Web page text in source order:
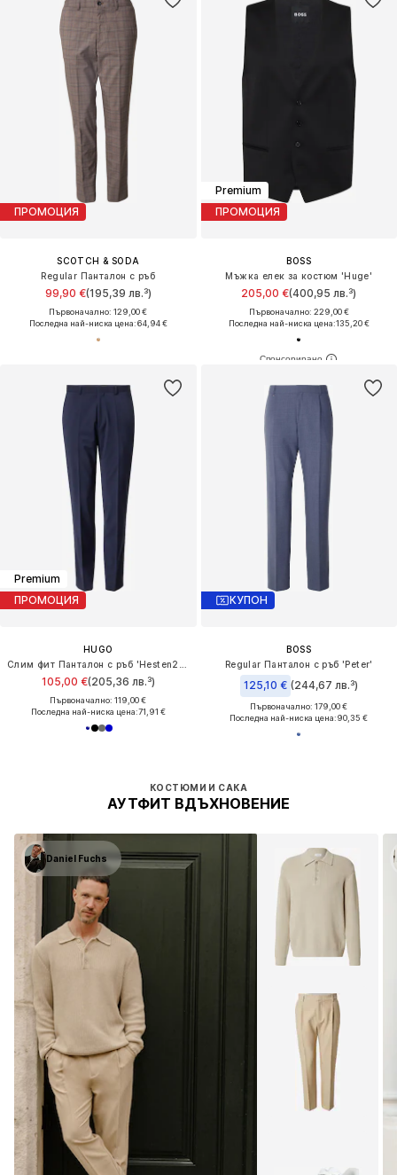
ПРОМОЦИЯ
SCOTCH & SODA
Regular Панталон с ръб
99,90 €(195,39 лв.³)
Първоначално: 129,00 €
Последна най-ниска цена:64,94 €
Premium
ПРОМОЦИЯ
BOSS
Мъжка елек за костюм 'Huge'
205,00 €(400,95 лв.³)
Първоначално: 229,00 €
Последна най-ниска цена:135,20 €
Premium
ПРОМОЦИЯ
HUGO
105,00 €(205,36 лв.³)
Първоначално: 119,00 €
Последна най-ниска цена:71,91 €
КУПОН
BOSS
Regular Панталон с ръб 'Peter'
125,10 € (244,67 лв.³)
Първоначално: 179,00 €
Последна най-ниска цена:90,35 €
КОСТЮМИ И САКА
АУТФИТ ВДЪХНОВЕНИЕ
Daniel Fuchs